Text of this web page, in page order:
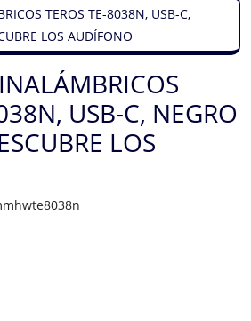
USB-C, NEGRO
LOS